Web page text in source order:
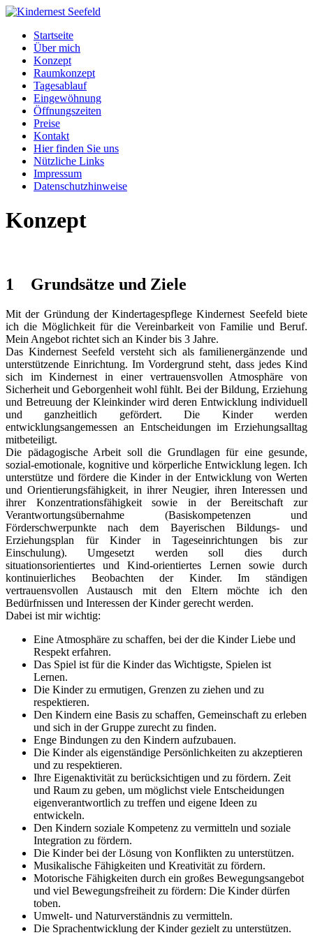
Startseite
Über mich
Konzept
Raumkonzept
Tagesablauf
Eingewöhnung
Öffnungszeiten
Preise
Kontakt
Hier finden Sie uns
Nützliche Links
Impressum
Datenschutzhinweise
Konzept
1 Grundsätze und Ziele
Mit der Gründung der Kindertagespflege Kindernest Seefeld biete
ich die Möglichkeit für die Vereinbarkeit von Familie und Beruf.
Mein Angebot richtet sich an Kinder bis 3 Jahre.
Das Kindernest Seefeld versteht sich als familienergänzende und
unterstützende Einrichtung. Im Vordergrund steht, dass jedes Kind
sich im Kindernest in einer vertrauensvollen Atmosphäre von
Sicherheit und Geborgenheit wohl fühlt. Bei der Bildung, Erziehung
und Betreuung der Kleinkinder wird deren Entwicklung individuell
und ganzheitlich gefördert. Die Kinder werden
entwicklungsangemessen an Entscheidungen im Erziehungsalltag
mitbeteiligt.
Die pädagogische Arbeit soll die Grundlagen für eine gesunde,
sozial-emotionale, kognitive und körperliche Entwicklung legen. Ich
unterstütze und fördere die Kinder in der Entwicklung von Werten
und Orientierungsfähigkeit, in ihrer Neugier, ihren Interessen und
ihrer Konzentrationsfähigkeit sowie in der Bereitschaft zur
Verantwortungsübernahme (Basiskompetenzen und
Förderschwerpunkte nach dem Bayerischen Bildungs- und
Erziehungsplan für Kinder in Tageseinrichtungen bis zur
Einschulung). Umgesetzt werden soll dies durch
situationsorientiertes und Kind-orientiertes Lernen sowie durch
kontinuierliches Beobachten der Kinder. Im ständigen
vertrauensvollen Austausch mit den Eltern möchte ich den
Bedürfnissen und Interessen der Kinder gerecht werden.
Dabei ist mir wichtig:
Eine Atmosphäre zu schaffen, bei der die Kinder Liebe und
Respekt erfahren.
Das Spiel ist für die Kinder das Wichtigste, Spielen ist
Lernen.
Die Kinder zu ermutigen, Grenzen zu ziehen und zu
respektieren.
Den Kindern eine Basis zu schaffen, Gemeinschaft zu erleben
und sich in der Gruppe zurecht zu finden.
Enge Bindungen zu den Kindern aufzubauen.
Die Kinder als eigenständige Persönlichkeiten zu akzeptieren
und zu respektieren.
Ihre Eigenaktivität zu berücksichtigen und zu fördern. Zeit
und Raum zu geben, um möglichst viele Entscheidungen
eigenverantwortlich zu treffen und eigene Ideen zu
entwickeln.
Den Kindern soziale Kompetenz zu vermitteln und soziale
Integration zu fördern.
Die Kinder bei der Lösung von Konflikten zu unterstützen.
Musikalische Fähigkeiten und Kreativität zu fördern.
Motorische Fähigkeiten durch ein großes Bewegungsangebot
und viel Bewegungsfreiheit zu fördern: Die Kinder dürfen
toben.
Umwelt- und Naturverständnis zu vermitteln.
Die Sprachentwicklung der Kinder gezielt zu unterstützen.